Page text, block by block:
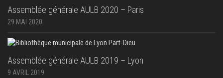
Assemblée générale AULB 2020 – Paris
29 MAI 2020
Assemblée générale AULB 2019 – Lyon
9 AVRIL 2019